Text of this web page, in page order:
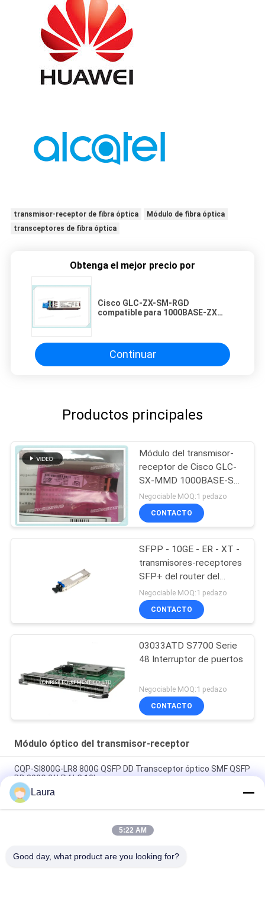
transmisor-receptor de fibra óptica
Módulo de fibra óptica
transceptores de fibra óptica
Obtenga el mejor precio por
Cisco GLC-ZX-SM-RGD
compatible para 1000BASE-ZX
Continuar
Productos principales
Módulo del transmisor-
receptor de Cisco GLC-
SX-MMD 1000BASE-SX
SFP
Negociable MOQ:1 pedazo
CONTACTO
SFPP - 10GE - ER - XT -
transmisores-receptores
SFP+ del router del
enebro
Negociable MOQ:1 pedazo
CONTACTO
03033ATD S7700 Serie
48 Interruptor de puertos
Negociable MOQ:1 pedazo
CONTACTO
Módulo óptico del transmisor-receptor
CQP-SI800G-LR8 800G QSFP DD Transceptor óptico SMF QSFP
DD 800G 2*LR4 LC 10km
CQP-SI800G-SR8 800G QSFP DD Transceptor óptico MMF
QSFPDD 800G 2*SR4 MPO 100m
CQP-SI800G-DR8 800G QSFP DD Transceptor óptico SMF
Laura
5:22 AM
Good day, what product are you looking for?